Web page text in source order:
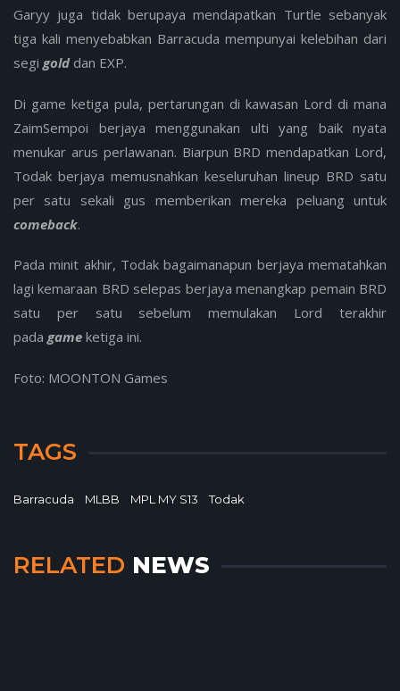
Garyy juga tidak berupaya mendapatkan Turtle sebanyak
tiga kali menyebabkan Barracuda mempunyai kelebihan dari
segi gold dan EXP.
Di game ketiga pula, pertarungan di kawasan Lord di mana
ZaimSempoi berjaya menggunakan ulti yang baik nyata
menukar arus perlawanan. Biarpun BRD mendapatkan Lord,
Todak berjaya memusnahkan keseluruhan lineup BRD satu
per satu sekali gus memberikan mereka peluang untuk
comeback.
Pada minit akhir, Todak bagaimanapun berjaya mematahkan
lagi kemaraan BRD selepas berjaya menangkap pemain BRD
satu per satu sebelum memulakan Lord terakhir
pada game ketiga ini.
Foto: MOONTON Games
TAGS
Barracuda MLBB MPL MY S13 Todak
RELATED NEWS